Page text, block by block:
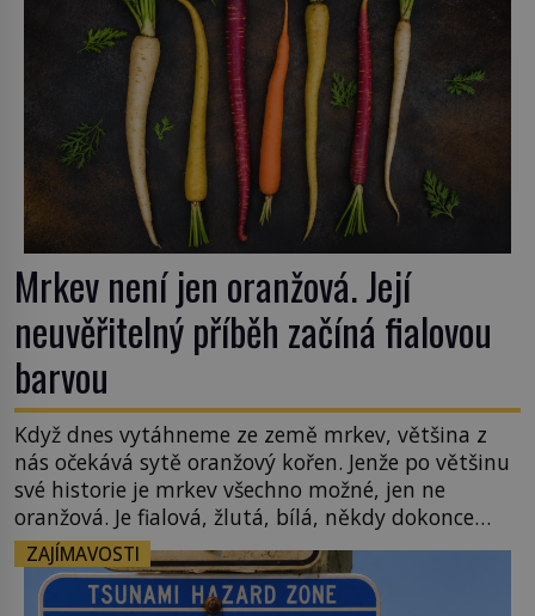
Mrkev není jen oranžová. Její
neuvěřitelný příběh začíná fialovou
barvou
Když dnes vytáhneme ze země mrkev, většina z
nás očekává sytě oranžový kořen. Jenže po většinu
své historie je mrkev všechno možné, jen ne
oranžová. Je fialová, žlutá, bílá, někdy dokonce
téměř černá. Až díky stovkám let pečlivého
šlechtění se z ní stává zelenina, bez které si českou
zahradu ani nedokážeme představit. Její příběh je
ZAJÍMAVOSTI